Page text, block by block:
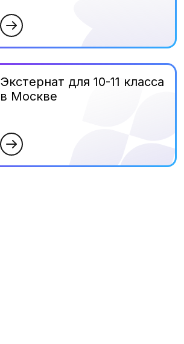
Экстернат для 10-11 класса
в Москве